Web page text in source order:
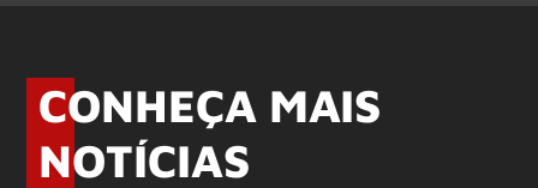
CONHEÇA MAIS
NOTÍCIAS